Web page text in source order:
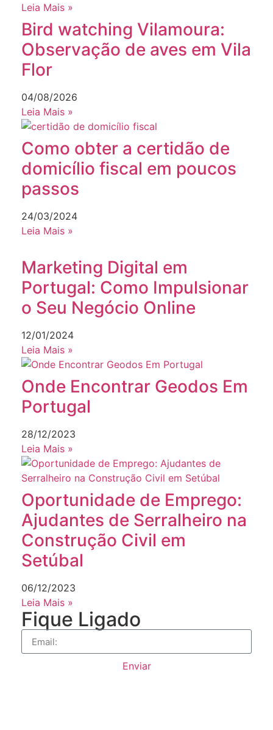
Leia Mais »
Bird watching Vilamoura:
Observação de aves em Vila
Flor
04/08/2026
Leia Mais »
Como obter a certidão de
domicílio fiscal em poucos
passos
24/03/2024
Leia Mais »
Marketing Digital em
Portugal: Como Impulsionar
o Seu Negócio Online
12/01/2024
Leia Mais »
Onde Encontrar Geodos Em
Portugal
28/12/2023
Leia Mais »
Oportunidade de Emprego:
Ajudantes de Serralheiro na
Construção Civil em
Setúbal
06/12/2023
Leia Mais »
Fique Ligado
Enviar